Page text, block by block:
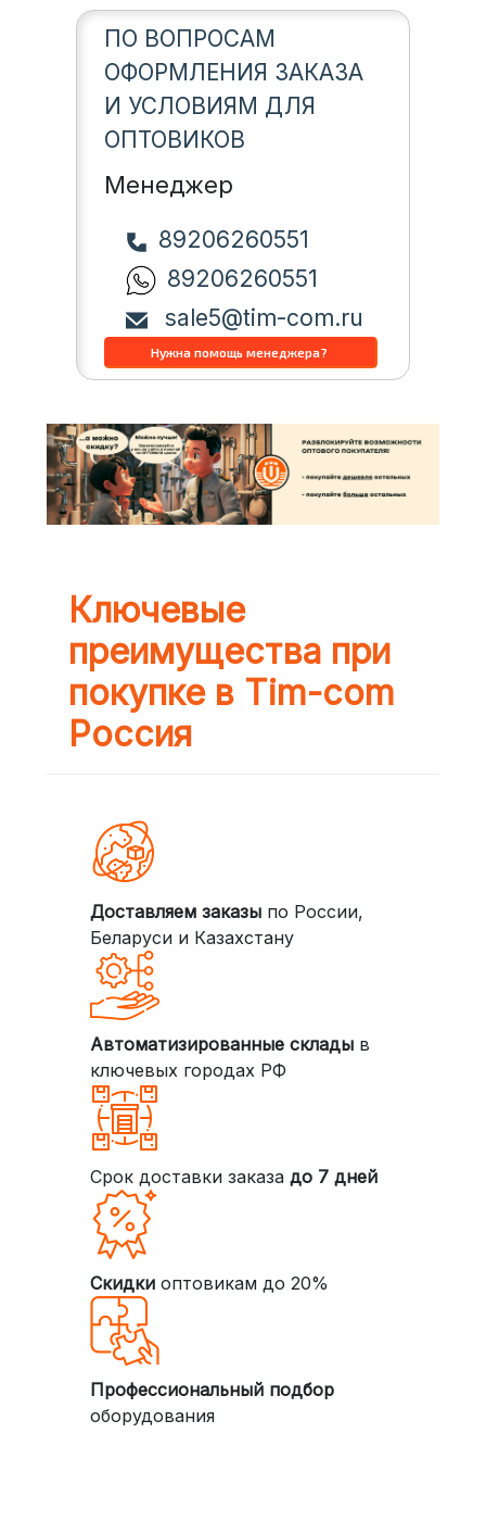
ПО ВОПРОСАМ
ОФОРМЛЕНИЯ ЗАКАЗА
И УСЛОВИЯМ ДЛЯ
ОПТОВИКОВ
Менеджер
89206260551
89206260551
sale5@tim-com.ru
Ключевые
преимущества при
покупке в Tim-com
Россия
Доставляем заказыпо России,
Беларуси и Казахстану
Автоматизированные складыв
ключевых городах РФ
Срок доставки заказа до 7 дней
Скидкиоптовикам до 20%
Профессиональный подбор
оборудования